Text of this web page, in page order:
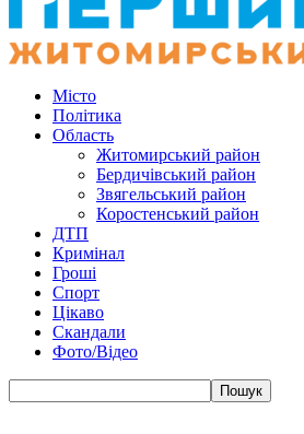
Місто
Політика
Область
Житомирський район
Бердичівський район
Звягельський район
Коростенський район
ДТП
Кримінал
Гроші
Спорт
Цікаво
Скандали
Фото/Відео